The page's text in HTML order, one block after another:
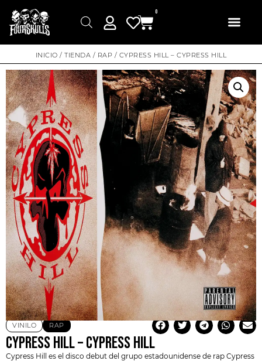
0
INICIO /TIENDA / RAP / CYPRESS HILL – CYPRESS HILL
VINILO RAP
CYPRESS HILL – CYPRESS HILL
Cypress Hill
es el disco debut del grupo estadounidense de rap Cypress